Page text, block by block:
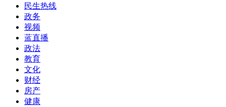
民生热线
政务
视频
蓝直播
政法
教育
文化
财经
房产
健康